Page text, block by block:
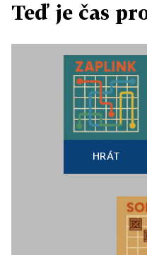
Teď je čas
HRÁT